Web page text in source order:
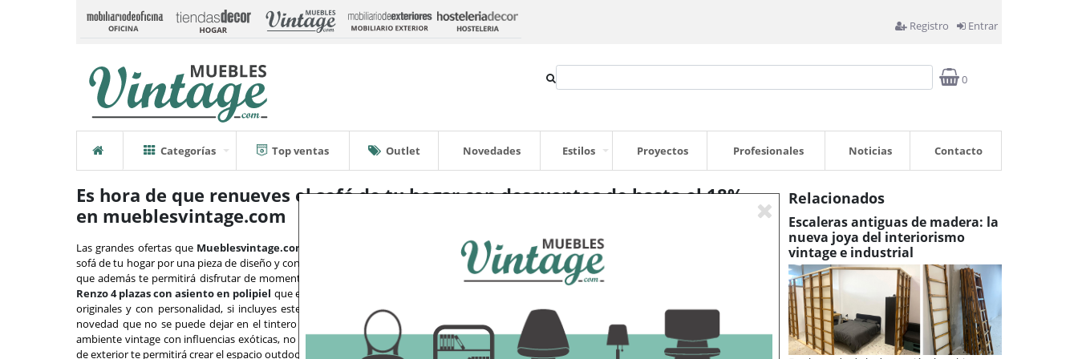
Registro Entrar
0
Categorías Top ventas Outlet Novedades Estilos Proyectos Profesionales Noticias Contacto
Es hora de que renueves el sofá de tu hogar con descuentos de hasta el 18%
en mueblesvintage.com
Las grandes ofertas queMueblesvintage.com
está realizando, son una gran oportunidad para que renueves el desgastado y poco atractivo
sofá de tu hogar por una pieza de diseño y confortabilidad que no solo hará de tu salón una estancia en tendencia llena de mucho encanto, sino
que además te permitirá disfrutar de momentos de descanso bien merecidos. No querrás perderte el increíble descuento del
Renzo 4 plazas con asiento en polipiel que es una joya que resaltará en tu salón ese toque industrial que tanto aman los seguidores de estilos
originales y con personalidad, si incluyes este confortable sofá en la decoración de tu hogar notarás que nunca pasará desapercibido. Una
novedad que no se puede dejar en el tintero es el
sofá industrial Box sin brazos 4 - 5 plazas.
Si le encanta la decoración que combine un
ambiente vintage con influencias exóticas, no se resista a este sofá Box. Solo o combinado con otros muebles del mismo modelo, este mueble
de exterior te permitirá crear el espacio outdoor de tus sueños.
Relacionados
Escaleras antiguas de madera: la
nueva joya del interiorismo
vintage e industrial